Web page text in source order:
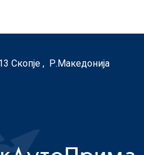
Скопје , Р.Македонија